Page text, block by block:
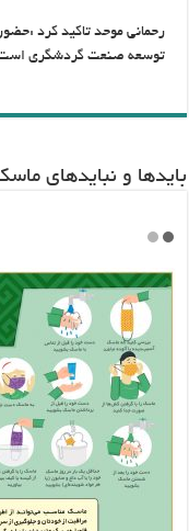
رحمانی موحد تاکید کرد
توسعه صنعت گردشگری
باید‌ها و نبایدهای